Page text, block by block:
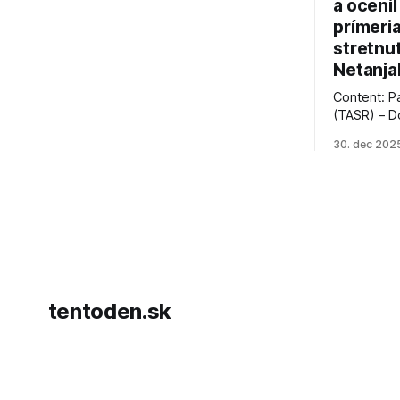
a
Content:
(TASR) –
vyhlásil,
30. dec
tentoden.sk